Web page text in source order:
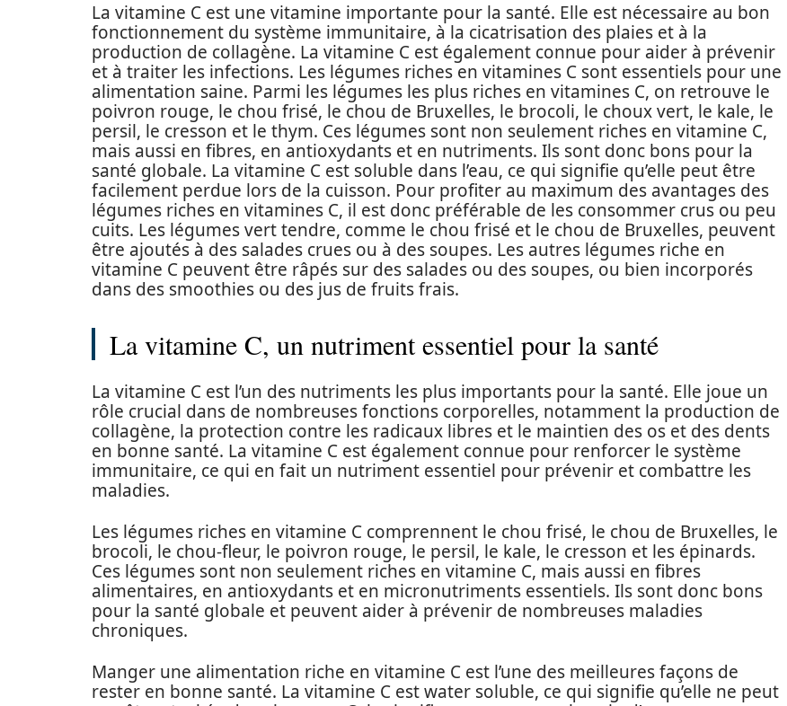
La vitamine C est une vitamine importante pour la santé. Elle est nécessaire au bon
fonctionnement du système immunitaire, à la cicatrisation des plaies et à la
production de collagène. La vitamine C est également connue pour aider à prévenir
et à traiter les infections. Les légumes riches en vitamines C sont essentiels pour une
alimentation saine. Parmi les légumes les plus riches en vitamines C, on retrouve le
poivron rouge, le chou frisé, le chou de Bruxelles, le brocoli, le choux vert, le kale, le
persil, le cresson et le thym. Ces légumes sont non seulement riches en vitamine C,
mais aussi en fibres, en antioxydants et en nutriments. Ils sont donc bons pour la
santé globale. La vitamine C est soluble dans l’eau, ce qui signifie qu’elle peut être
facilement perdue lors de la cuisson. Pour profiter au maximum des avantages des
légumes riches en vitamines C, il est donc préférable de les consommer crus ou peu
cuits. Les légumes vert tendre, comme le chou frisé et le chou de Bruxelles, peuvent
être ajoutés à des salades crues ou à des soupes. Les autres légumes riche en
vitamine C peuvent être râpés sur des salades ou des soupes, ou bien incorporés
dans des smoothies ou des jus de fruits frais.
La vitamine C, un nutriment essentiel pour la santé
La vitamine C est l’un des nutriments les plus importants pour la santé. Elle joue un
rôle crucial dans de nombreuses fonctions corporelles, notamment la production de
collagène, la protection contre les radicaux libres et le maintien des os et des dents
en bonne santé. La vitamine C est également connue pour renforcer le système
immunitaire, ce qui en fait un nutriment essentiel pour prévenir et combattre les
maladies.
Les légumes riches en vitamine C comprennent le chou frisé, le chou de Bruxelles, le
brocoli, le chou-fleur, le poivron rouge, le persil, le kale, le cresson et les épinards.
Ces légumes sont non seulement riches en vitamine C, mais aussi en fibres
alimentaires, en antioxydants et en micronutriments essentiels. Ils sont donc bons
pour la santé globale et peuvent aider à prévenir de nombreuses maladies
chroniques.
Manger une alimentation riche en vitamine C est l’une des meilleures façons de
rester en bonne santé. La vitamine C est water soluble, ce qui signifie qu’elle ne peut